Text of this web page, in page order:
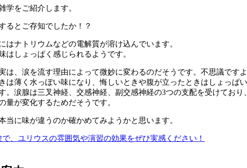
学をご紹介します。
るとご存知でしたか！？
はナトリウムなどの電解質が溶け込んでいます。
はしょっぱく感じられるようです。
は、涙を流す理由によって微妙に変わるのだそうです。不思議ですよ
は薄く水っぽい味になり、悔しいときや腹が立ったときはしょっぱい
。涙腺は三叉神経、交感神経、副交感神経の3つの支配を受けており、
量が変化するためだそうです。
当に味が違うのか確かめてみようかと思います。